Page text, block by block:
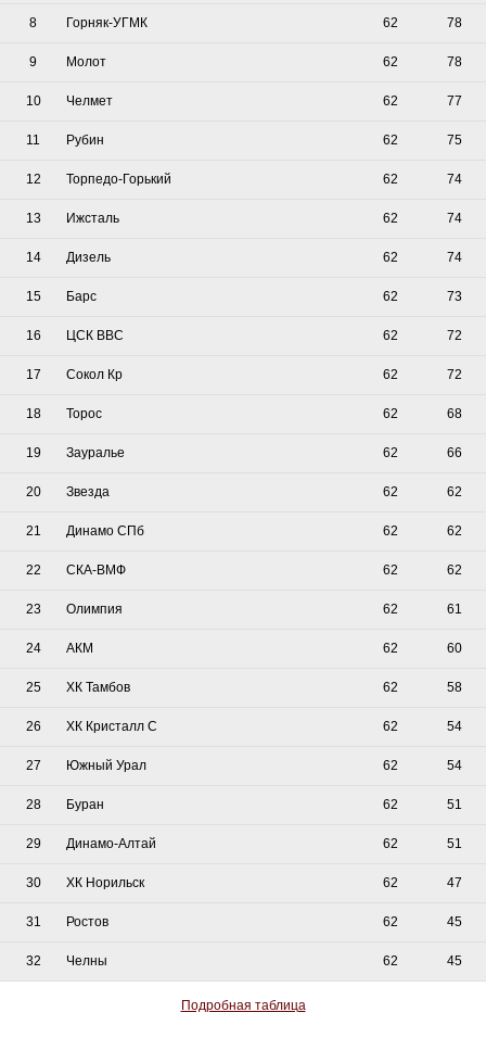
8 Горняк-УГМК 62 78
9 Молот 62 78
10 Челмет 62 77
11 Рубин 62 75
12 Торпедо-Горький 62 74
13 Ижсталь 62 74
14 Дизель 62 74
15 Барс 62 73
16 ЦСК ВВС 62 72
17 Сокол Кр 62 72
18 Торос 62 68
19 Зауралье 62 66
20 Звезда 62 62
21 Динамо СПб 62 62
22 СКА-ВМФ 62 62
23 Олимпия 62 61
24 АКМ 62 60
25 ХК Тамбов 62 58
26 ХК Кристалл С 62 54
27 Южный Урал 62 54
28 Буран 62 51
29 Динамо-Алтай 62 51
30 ХК Норильск 62 47
31 Ростов 62 45
32 Челны 62 45
Подробная таблица